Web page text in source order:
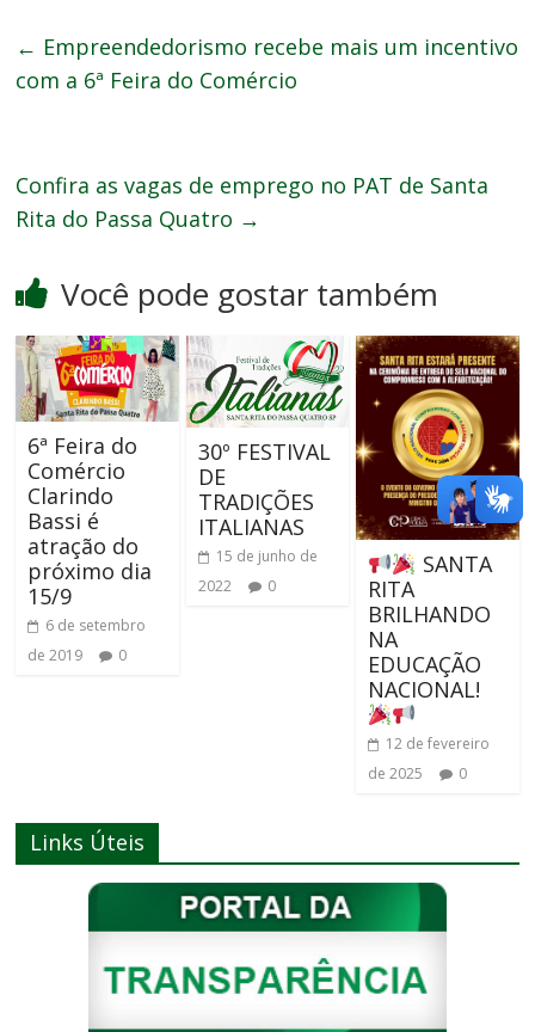
← Empreendedorismo recebe mais um incentivo
com a 6ª Feira do Comércio
Confira as vagas de emprego no PAT de Santa
Rita do Passa Quatro →
Você pode gostar também
6ª Feira do
Comércio
Clarindo
Bassi é
atração do
próximo dia
15/9
6 de setembro
de 2019
0
30º FESTIVAL
DE
TRADIÇÕES
ITALIANAS
15 de junho de
2022
0
SANTA
RITA
BRILHANDO
NA
EDUCAÇÃO
NACIONAL!
12 de fevereiro
de 2025
0
Links Úteis